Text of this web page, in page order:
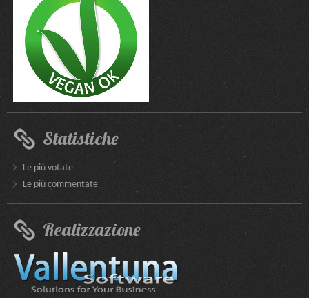
Statistiche
Le più votate
Le più commentate
Realizzazione